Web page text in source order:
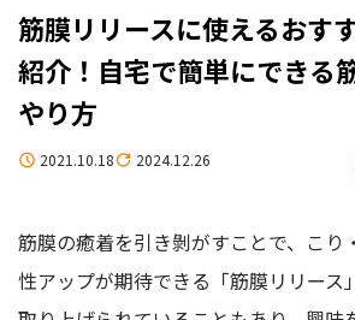
筋膜リリースに使えるおす
紹介！自宅で簡単にできる
やり方
2021.10.18 2024.12.26
筋膜の癒着を引き剝がすことで、こり
性アップが期待できる「筋膜リリース